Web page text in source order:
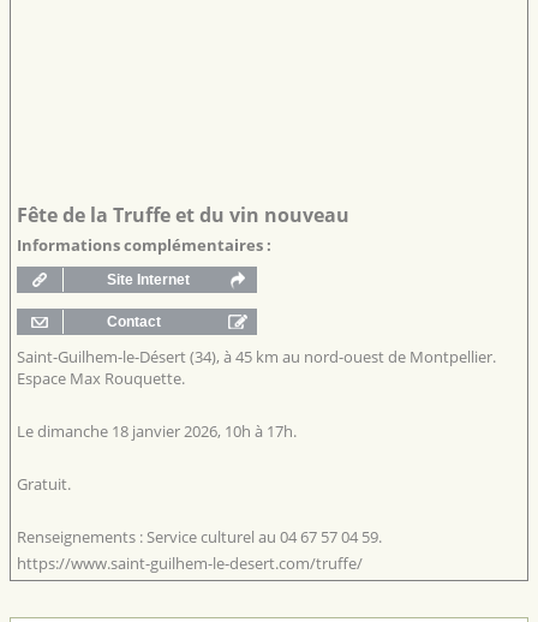
Fête de la Truffe et du vin nouveau
Informations complémentaires :
Saint-Guilhem-le-Désert (34), à 45 km au nord-ouest de Montpellier.
Espace Max Rouquette.
Le dimanche 18 janvier 2026, 10h à 17h.
Gratuit.
Renseignements : Service culturel au 04 67 57 04 59.
https://www.saint-guilhem-le-desert.com/truffe/